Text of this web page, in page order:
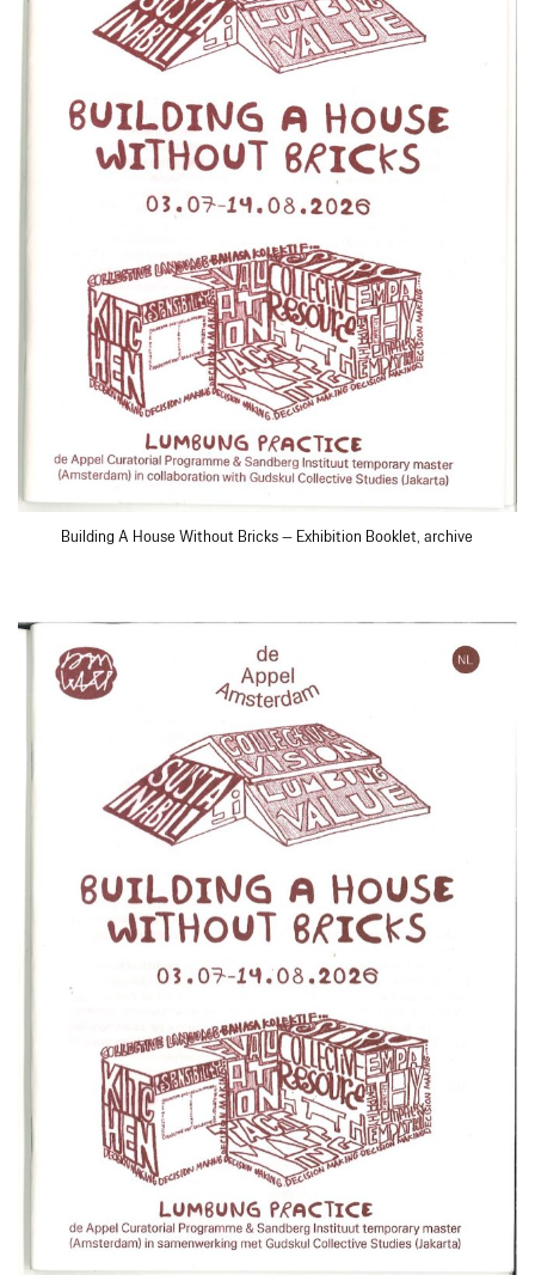
Building A House Without Bricks — Exhibition Booklet, archive